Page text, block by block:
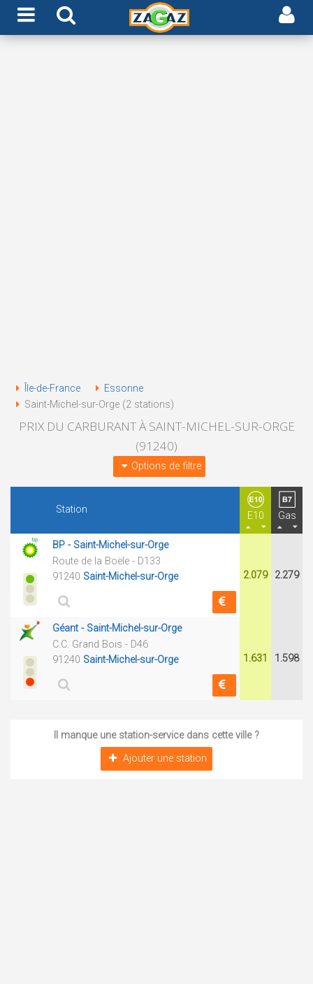
Île-de-France
Essonne
Saint-Michel-sur-Orge (2 stations)
PRIX DU CARBURANT À SAINT-MICHEL-SUR-ORGE
(91240)
Options de filtre
Station
E10 Gas
BP - Saint-Michel-sur-Orge
Route de la Boële - D133
91240 Saint-Michel-sur-Orge 2.079 2.279
Géant - Saint-Michel-sur-Orge
C.C. Grand Bois - D46
91240 Saint-Michel-sur-Orge 1.631 1.598
Il manque une station-service dans cette ville ?
Ajouter une station